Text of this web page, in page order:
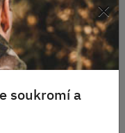
×
soukromí a